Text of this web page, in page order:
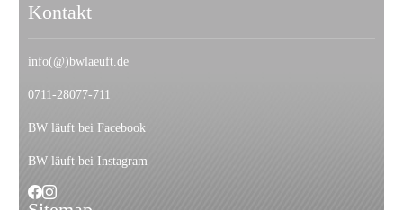
Kontakt
info(@)bwlaeuft.de
0711-28077-711
BW läuft bei Facebook
BW läuft bei Instagram